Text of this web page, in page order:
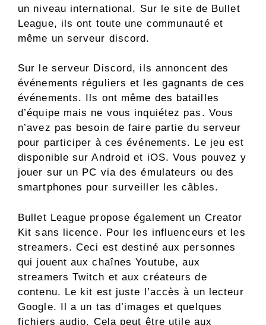
un niveau international. Sur le site de Bullet
League, ils ont toute une communauté et
même un serveur discord.
Sur le serveur Discord, ils annoncent des
événements réguliers et les gagnants de ces
événements. Ils ont même des batailles
d’équipe mais ne vous inquiétez pas. Vous
n’avez pas besoin de faire partie du serveur
pour participer à ces événements. Le jeu est
disponible sur Android et iOS. Vous pouvez y
jouer sur un PC via des émulateurs ou des
smartphones pour surveiller les câbles.
Bullet League propose également un Creator
Kit sans licence. Pour les influenceurs et les
streamers. Ceci est destiné aux personnes
qui jouent aux chaînes Youtube, aux
streamers Twitch et aux créateurs de
contenu. Le kit est juste l’accès à un lecteur
Google. Il a un tas d’images et quelques
fichiers audio. Cela peut être utile aux